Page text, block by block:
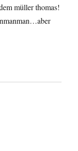
müller thomas!